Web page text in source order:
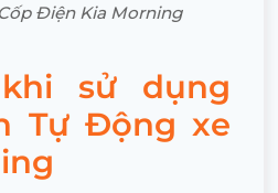
Điện Kia Morning
sử dụng
Tự Động xe